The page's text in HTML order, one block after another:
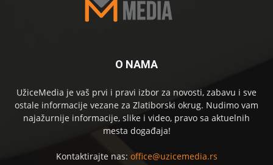
O NAMA
UžiceMedia je vaš prvi i pravi izbor za novosti, zabavu i sve
ostale informacije vezane za Zlatiborski okrug. Nudimo vam
najažurnije informacije, slike i video, pravo sa aktuelnih
mesta događaja!
Kontaktirajte nas: office@uzicemedia.rs